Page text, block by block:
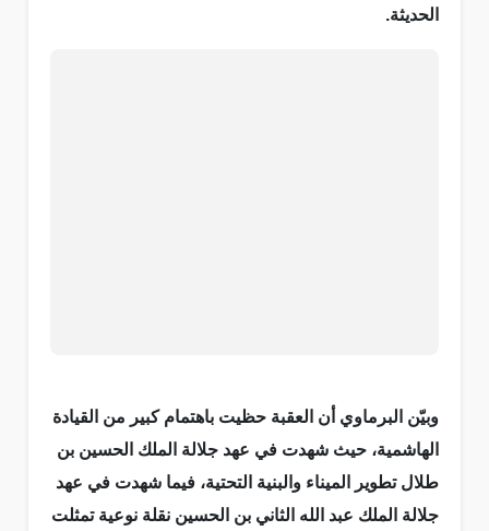
الحديثة.
وبيّن البرماوي أن العقبة حظيت باهتمام كبير من القيادة
الهاشمية، حيث شهدت في عهد جلالة الملك الحسين بن
طلال تطوير الميناء والبنية التحتية، فيما شهدت في عهد
جلالة الملك عبد الله الثاني بن الحسين نقلة نوعية تمثلت